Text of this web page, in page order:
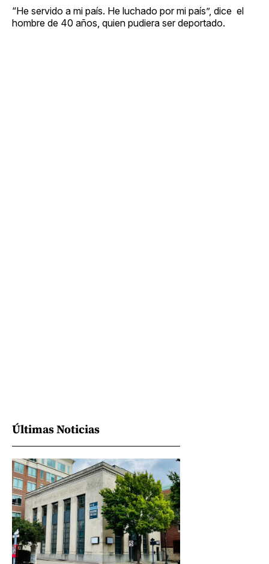
“He servido a mi país. He luchado por mi país”, dice el
hombre de 40 años, quien pudiera ser deportado.
Últimas Noticias